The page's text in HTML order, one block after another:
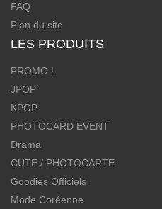
FAQ
Plan du site
LES PRODUITS
PROMO !
JPOP
KPOP
PHOTOCARD EVENT
Drama
CUTE / PHOTOCARTE
Goodies Officiels
Mode Coréenne